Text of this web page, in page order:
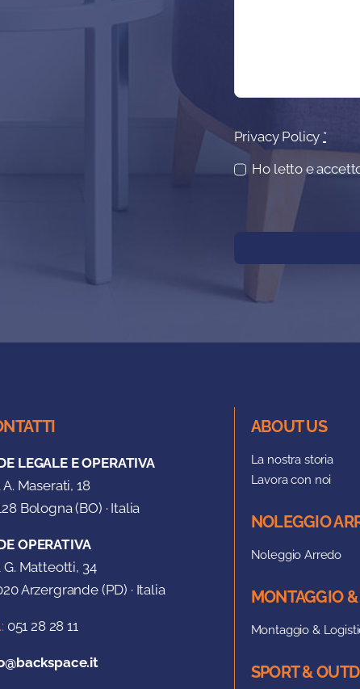
Privacy Policy *
Ho letto e
LEGALE E OPERATIVA
A. Maserati, 18
Bologna (BO) · Italia
OPERATIVA
G. Matteotti, 34
Arzergrande (PD) · Italia
051 28 28 11
ABOUT US
La nostra storia
Lavora con noi
NOLEGGIO
Noleggio Arredo
MONTAGGIO
Montaggio &
SPORT &